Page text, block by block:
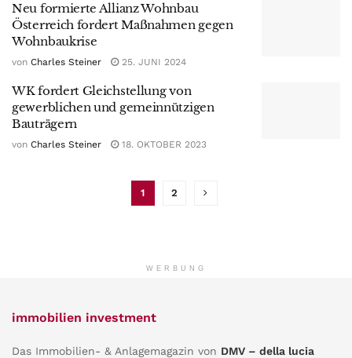
Neu formierte Allianz Wohnbau
Österreich fordert Maßnahmen gegen
Wohnbaukrise
von Charles Steiner 25. JUNI 2024
WK fordert Gleichstellung von
gewerblichen und gemeinnützigen
Bauträgern
von Charles Steiner 18. OKTOBER 2023
1 2
WERBUNG
immobilien investment
Das Immobilien- & Anlagemagazin von DMV – della lucia